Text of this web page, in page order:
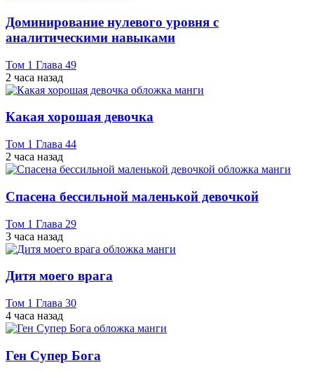
Доминирование нулевого уровня с
аналитическими навыками
Том 1 Глава 49
2 часа назад
Какая хорошая девочка
Том 1 Глава 44
2 часа назад
Спасена бессильной маленькой девочкой
Том 1 Глава 29
3 часа назад
Дитя моего врага
Том 1 Глава 30
4 часа назад
Ген Супер Бога